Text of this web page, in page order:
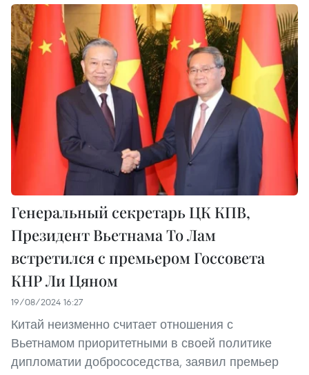
Генеральный секретарь ЦК КПВ,
Президент Вьетнама То Лам
встретился с премьером Госсовета
КНР Ли Цяном
19/08/2024 16:27
Китай неизменно считает отношения с
Вьетнамом приоритетными в своей политике
дипломатии добрососедства, заявил премьер